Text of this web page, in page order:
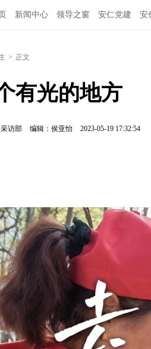
新闻中心 领导之窗 安仁党建 安
> 正文
有光的地方
访部 编辑：侯亚怡 2023-05-19 17:32:54